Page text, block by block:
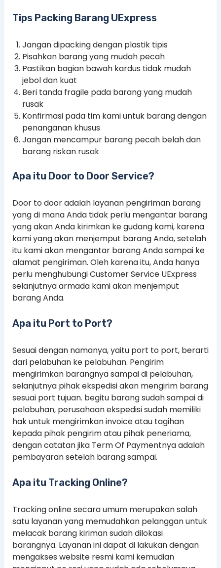
Tips Packing Barang UExpress
Jangan dipacking dengan plastik tipis
Pisahkan barang yang mudah pecah
Pastikan bagian bawah kardus tidak mudah
jebol dan kuat
Beri tanda fragile pada barang yang mudah
rusak
Konfirmasi pada tim kami untuk barang dengan
penanganan khusus
Jangan mencampur barang pecah belah dan
barang riskan rusak
Apa itu Door to Door Service?
Door to door adalah layanan pengiriman barang
yang di mana Anda tidak perlu mengantar barang
yang akan Anda kirimkan ke gudang kami, karena
kami yang akan menjemput barang Anda, setelah
itu kami akan mengantar barang Anda sampai ke
alamat pengiriman. Oleh karena itu, Anda hanya
perlu menghubungi Customer Service UExpress
selanjutnya armada kami akan menjemput
barang Anda.
Apa itu Port to Port?
Sesuai dengan namanya, yaitu port to port, berarti
dari pelabuhan ke pelabuhan. Pengirim
mengirimkan barangnya sampai di pelabuhan,
selanjutnya pihak ekspedisi akan mengirim barang
sesuai port tujuan. begitu barang sudah sampai di
pelabuhan, perusahaan ekspedisi sudah memiliki
hak untuk mengirimkan invoice atau tagihan
kepada pihak pengirim atau pihak peneriama,
dengan catatan jika Term Of Paymentnya adalah
pembayaran setelah barang sampai.
Apa itu Tracking Online?
Tracking online secara umum merupakan salah
satu layanan yang memudahkan pelanggan untuk
melacak barang kiriman sudah dilokasi
barangnya. Layanan ini dapat di lakukan dengan
mengakses website resmi kami kemudian